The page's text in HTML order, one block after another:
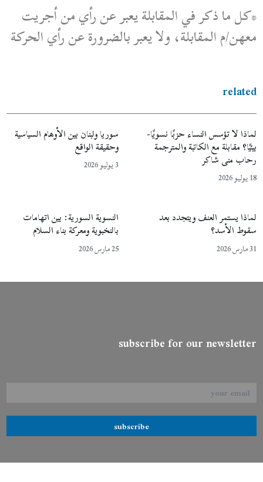
*كل ما ذكر في المقابلة يعبر عن رأي من أجريت
معهن/م المقابلة، ولا يعبر بالضرورة عن رأي الحركة
related
لماذا لا تؤسس النساء حزبًا نسويًا-
بيئيًا؟ مقابلة مع الكاتبة والمترجمة
رحاب منى شاكر
18 يوليو 2026
سوريا ولبنان بين الأوهام السياسية
وحقيقة الواقع
لماذا يستمر العنف ويتجدد بعد
سقوط الأسد؟
31 مارس 2026
النسوية السورية: بين اتهامات
بالنخبوية ومعركة بناء السلام
25 مارس 2026
subscribe for our newsletter
subscribe